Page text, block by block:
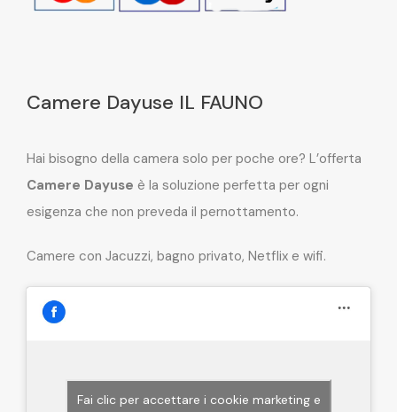
Camere Dayuse IL FAUNO
Hai bisogno della camera solo per poche ore? L’offerta
Camere Dayuse è la soluzione perfetta per ogni
esigenza che non preveda il pernottamento.
Camere con Jacuzzi, bagno privato, Netflix e wifi.
Fai clic per accettare i cookie marketing e